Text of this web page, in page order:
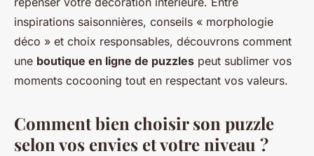
inspirations saisonnières, conseils « morphologie
déco » et choix responsables, découvrons comment
une boutique en ligne de puzzles peut sublimer vos
moments cocooning tout en respectant vos valeurs.
Comment bien choisir son puzzle
selon vos envies et votre niveau ?